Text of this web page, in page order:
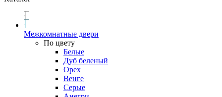
Межкомнатные двери
По цвету
Белые
Дуб беленый
Орех
Венге
Серые